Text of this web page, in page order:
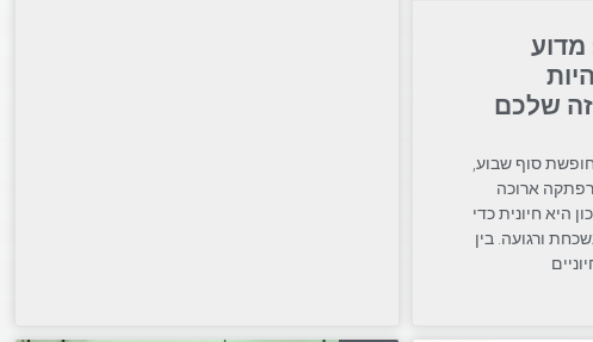
מדוע
שלכם
סוף שבוע,
ארוכה
היא חיונית כדי
ורגועה. בין